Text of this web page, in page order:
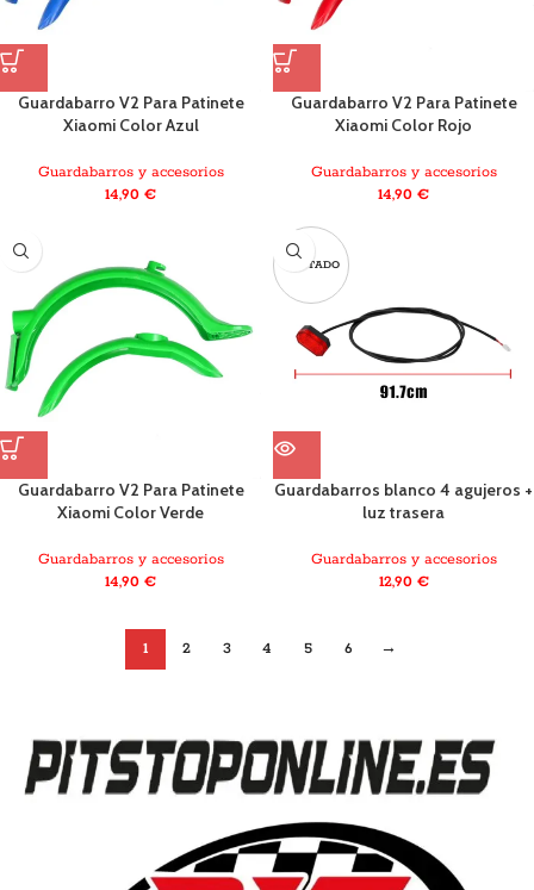
Guardabarro V2 Para Patinete
Xiaomi Color Azul
Guardabarros y accesorios
14,90 €
Guardabarro V2 Para Patinete
Xiaomi Color Rojo
Guardabarros y accesorios
14,90 €
Guardabarro V2 Para Patinete
Xiaomi Color Verde
Guardabarros y accesorios
14,90 €
AGOTADO
Guardabarros blanco 4 agujeros +
luz trasera
Guardabarros y accesorios
12,90 €
1 2 3 4 5 6 →